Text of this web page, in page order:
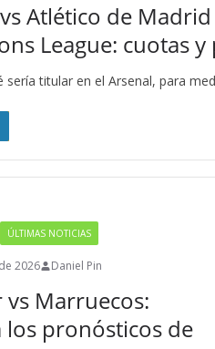
Atlético de
League: cuotas
sería titular en el Arsenal, para
ÚLTIMAS NOTICIAS
2026 Daniel Pin
vs Marruecos:
los pronósticos de